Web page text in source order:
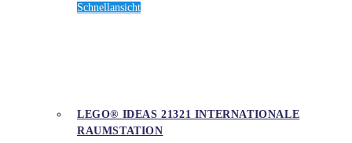
Schnellansicht
LEGO® IDEAS 21321 INTERNATIONALE
RAUMSTATION